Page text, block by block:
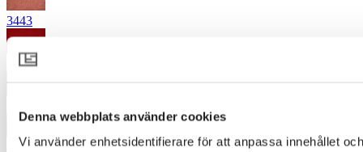
Denna webbplats använder cookies
Vi använder enhetsidentifierare för att anpassa innehållet
3443
3518
4352